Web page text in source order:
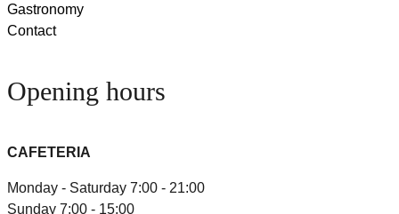
Gastronomy
Contact
Opening hours
CAFETERIA
Monday - Saturday 7:00 - 21:00
Sunday 7:00 - 15:00